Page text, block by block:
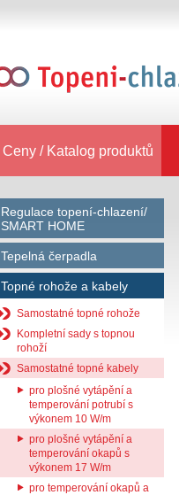
Ceny / Katalog produktů
Regulace topení-chlazení/
SMART HOME
Tepelná čerpadla
Topné rohože a kabely
Samostatné topné rohože
Kompletní sady s topnou
rohoží
Samostatné topné kabely
pro plošné vytápění a
temperování potrubí s
výkonem 10 W/m
pro plošné vytápění a
temperování okapů s
výkonem 17 W/m
pro temperování okapů a